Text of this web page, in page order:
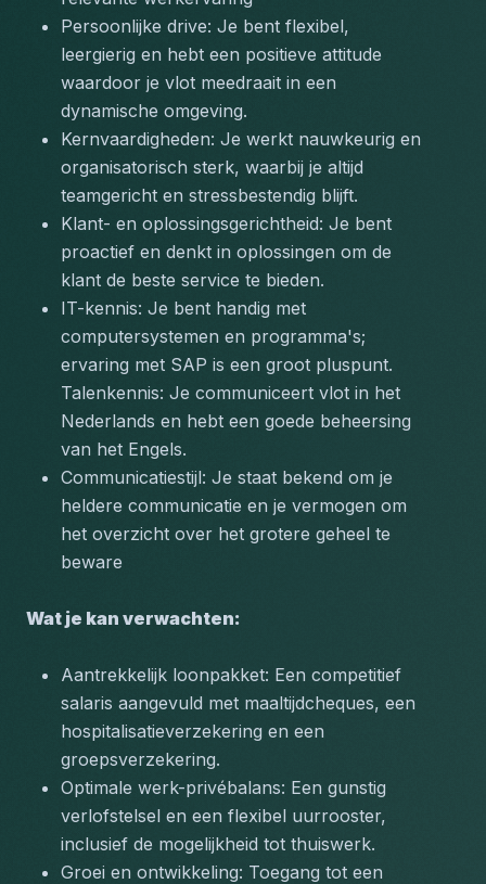
Persoonlijke drive: Je bent flexibel,
leergierig en hebt een positieve attitude
waardoor je vlot meedraait in een
dynamische omgeving.
Kernvaardigheden: Je werkt nauwkeurig en
organisatorisch sterk, waarbij je altijd
teamgericht en stressbestendig blijft.
Klant- en oplossingsgerichtheid: Je bent
proactief en denkt in oplossingen om de
klant de beste service te bieden.
IT-kennis: Je bent handig met
computersystemen en programma's;
ervaring met SAP is een groot pluspunt.
Talenkennis: Je communiceert vlot in het
Nederlands en hebt een goede beheersing
van het Engels.
Communicatiestijl: Je staat bekend om je
heldere communicatie en je vermogen om
het overzicht over het grotere geheel te
beware
Wat je kan verwachten:
Aantrekkelijk loonpakket: Een competitief
salaris aangevuld met maaltijdcheques, een
hospitalisatieverzekering en een
groepsverzekering.
Optimale werk-privébalans: Een gunstig
verlofstelsel en een flexibel uurrooster,
inclusief de mogelijkheid tot thuiswerk.
Groei en ontwikkeling: Toegang tot een